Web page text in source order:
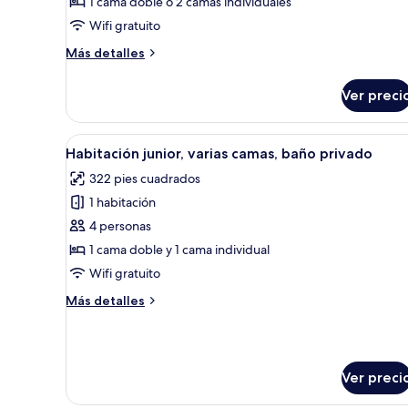
cama
matrimonial
o
Wifi gratuito
Más detalles
Más
Deluxe
con
1
matrimonial
o
individuales
Ver
Abrir
todas
las
fotos
de
Habitación
junior,
camas,
Una habitación de hotel con
2
Habitación junior, varias camas, baño privado
322 pies cuadrados
1 habitación
4 personas
1 cama doble y 1 cama individual
Wifi gratuito
Más detalles
Más
camas,
Ver